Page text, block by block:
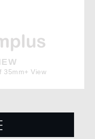
35mm+ View